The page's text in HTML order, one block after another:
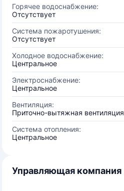
Горячее водоснабжение:
Отсутствует
Система пожаротушения:
Отсутствует
Холодное водоснабжение:
Центральное
Электроснабжение:
Центральное
Вентиляция:
Приточно-вытяжная вентиляция
Система отопления:
Центральное
Управляющая компания